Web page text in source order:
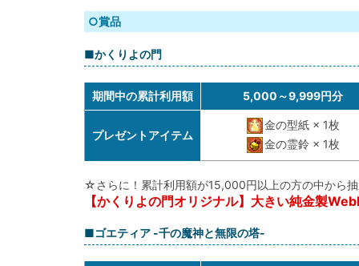
○賞品
■かくりよの門
期間中の累計利用額 5,000～9,999円分
プレゼントアイテム
金の型紙 × 1枚
金の霊鈴 × 1枚
☆さらに！累計利用額が15,000円以上の方の中から
【かくりよの門オリジナル】大きい純金製
■ゴエティア -千の魔神と無限の塔-